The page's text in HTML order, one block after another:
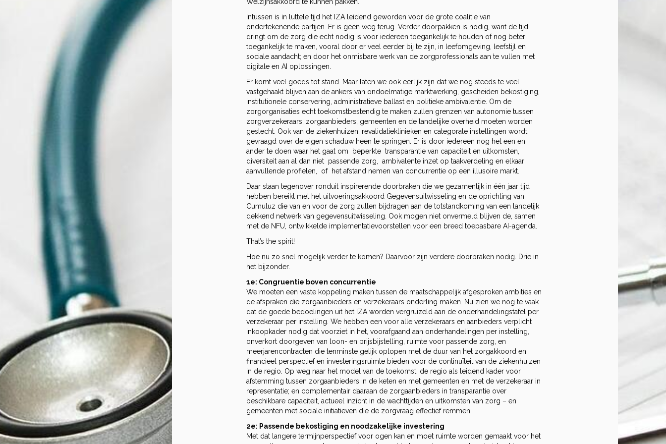
Intussen is in luttele tijd het IZA leidend geworden voor de grote coalitie van
ondertekenende partijen. Er is geen weg terug. Verder doorpakken is nodig, want de tijd
dringt om de zorg die echt nodig is voor iedereen toegankelijk te houden of nog beter
toegankelijk te maken, vooral door er veel eerder bij te zijn, in leefomgeving, leefstijl en
sociale aandacht; en door het onmisbare werk van de zorgprofessionals aan te vullen met
digitale en AI oplossingen.
Er komt veel goeds tot stand. Maar laten we ook eerlijk zijn dat we nog steeds te veel
vastgehaakt blijven aan de ankers van ondoelmatige marktwerking, gescheiden bekostiging,
institutionele conservering, administratieve ballast en politieke ambivalentie. Om de
zorgorganisaties echt toekomstbestendig te maken zullen grenzen van autonomie tussen
zorgverzekeraars, zorgaanbieders, gemeenten en de landelijke overheid moeten worden
geslecht. Ook van de ziekenhuizen, revalidatieklinieken en categorale instellingen wordt
gevraagd over de eigen schaduw heen te springen. Er is door iedereen nog het een en
ander te doen waar het gaat om beperkte transparantie van capaciteit en uitkomsten,
diversiteit aan al dan niet passende zorg, ambivalente inzet op taakverdeling en elkaar
aanvullende profielen, of het afstand nemen van concurrentie op een illusoire markt.
Daar staan tegenover ronduit inspirerende doorbraken die we gezamenlijk in één jaar tijd
hebben bereikt met het uitvoeringsakkoord Gegevensuitwisseling en de oprichting van
Cumuluz die van en voor de zorg zullen bijdragen aan de totstandkoming van een landelijk
dekkend netwerk van gegevensuitwisseling. Ook mogen niet onvermeld blijven de, samen
met de NFU, ontwikkelde implementatievoorstellen voor een breed toepasbare AI-agenda.
That’s the spirit!
Hoe nu zo snel mogelijk verder te komen? Daarvoor zijn verdere doorbraken nodig. Drie in
het bijzonder.
1e: Congruentie boven concurrentie
We moeten een vaste koppeling maken tussen de maatschappelijk afgesproken ambities en
de afspraken die zorgaanbieders en verzekeraars onderling maken. Nu zien we nog te vaak
dat de goede bedoelingen uit het IZA worden vergruizeld aan de onderhandelingstafel per
verzekeraar per instelling. We hebben een voor alle verzekeraars en aanbieders verplicht
inkoopkader nodig dat voorziet in het, voorafgaand aan onderhandelingen per instelling,
onverkort doorgeven van loon- en prijsbijstelling, ruimte voor passende zorg, en
meerjarencontracten die tenminste gelijk oplopen met de duur van het zorgakkoord en
financieel perspectief en investeringsruimte bieden voor de continuïteit van de ziekenhuizen
in de regio. Op weg naar het model van de toekomst: de regio als leidend kader voor
afstemming tussen zorgaanbieders in de keten en met gemeenten en met de verzekeraar in
representatie; en complementair daaraan de zorgaanbieders in transparantie over
beschikbare capaciteit, actueel inzicht in de wachttijden en uitkomsten van zorg – en
gemeenten met sociale initiatieven die de zorgvraag effectief remmen.
2e: Passende bekostiging en noodzakelijke investering
Met dat langere termijnperspectief voor ogen kan en moet ruimte worden gemaakt voor het